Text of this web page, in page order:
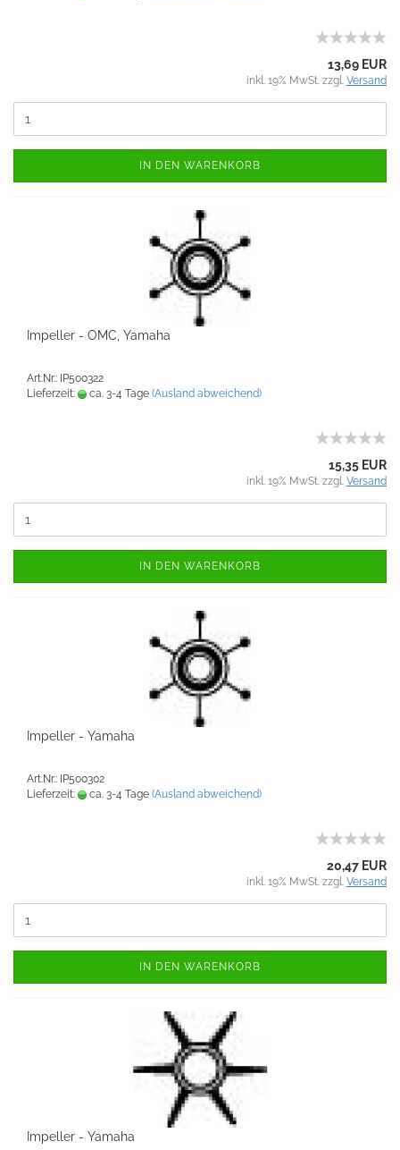
13,69 EUR
inkl. 19% MwSt. zzgl. Versand
IN DEN WARENKORB
Impeller - OMC, Yamaha
Art.Nr.: IP500322
Lieferzeit:
ca. 3-4 Tage (Ausland abweichend)
15,35 EUR
inkl. 19% MwSt. zzgl. Versand
IN DEN WARENKORB
Impeller - Yamaha
Art.Nr.: IP500302
Lieferzeit:
ca. 3-4 Tage (Ausland abweichend)
20,47 EUR
inkl. 19% MwSt. zzgl. Versand
IN DEN WARENKORB
Impeller - Yamaha